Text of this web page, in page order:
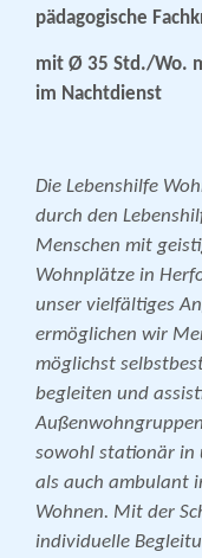
pädagogische
mit Ø 35 Std./Wo.
im Nachtdienst
Die Lebenshilfe
durch den
Menschen mit
Wohnplätze in
unser vielfältiges
ermöglichen wir
möglichst
begleiten und
sowohl stationär in
als auch ambulant
Wohnen. Mit der
individuelle